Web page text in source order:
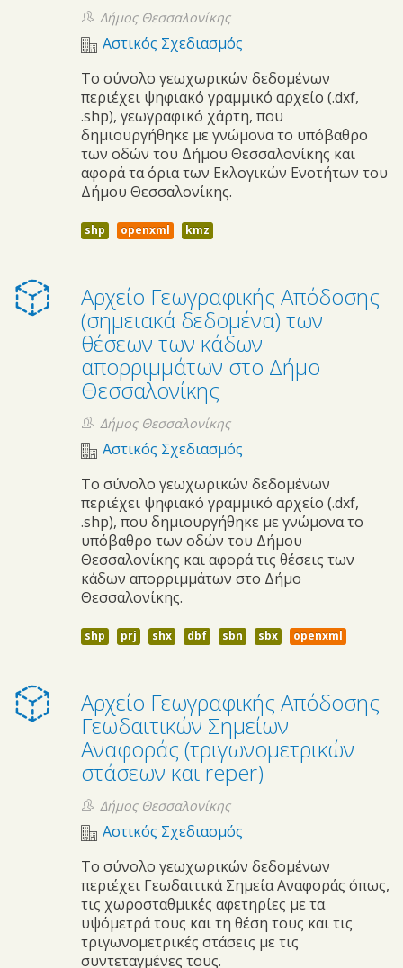
Δήμος Θεσσαλονίκης
Αστικός Σχεδιασμός
Το σύνολο γεωχωρικών δεδομένων
περιέχει ψηφιακό γραμμικό αρχείο (.dxf,
.shp), γεωγραφικό χάρτη, που
δημιουργήθηκε με γνώμονα το υπόβαθρο
των οδών του Δήμου Θεσσαλονίκης και
αφορά τα όρια των Εκλογικών Ενοτήτων του
Δήμου Θεσσαλονίκης.
shp openxml kmz
Αρχείο Γεωγραφικής Απόδοσης
(σημειακά δεδομένα) των
θέσεων των κάδων
απορριμμάτων στο Δήμο
Θεσσαλονίκης
Δήμος Θεσσαλονίκης
Αστικός Σχεδιασμός
Tο σύνολο γεωχωρικών δεδομένων
περιέχει ψηφιακό γραμμικό αρχείο (.dxf,
.shp), που δημιουργήθηκε με γνώμονα το
υπόβαθρο των οδών του Δήμου
Θεσσαλονίκης και αφορά τις θέσεις των
κάδων απορριμμάτων στο Δήμο
Θεσσαλονίκης.
shp prj shx dbf sbn sbx openxml
Αρχείο Γεωγραφικής Απόδοσης
Γεωδαιτικών Σημείων
Αναφοράς (τριγωνομετρικών
στάσεων και reper)
Δήμος Θεσσαλονίκης
Αστικός Σχεδιασμός
Το σύνολο γεωχωρικών δεδομένων
περιέχει Γεωδαιτικά Σημεία Αναφοράς όπως,
τις χωροσταθμικές αφετηρίες με τα
υψόμετρά τους και τη θέση τους και τις
τριγωνομετρικές στάσεις με τις
συντεταγμένες τους.